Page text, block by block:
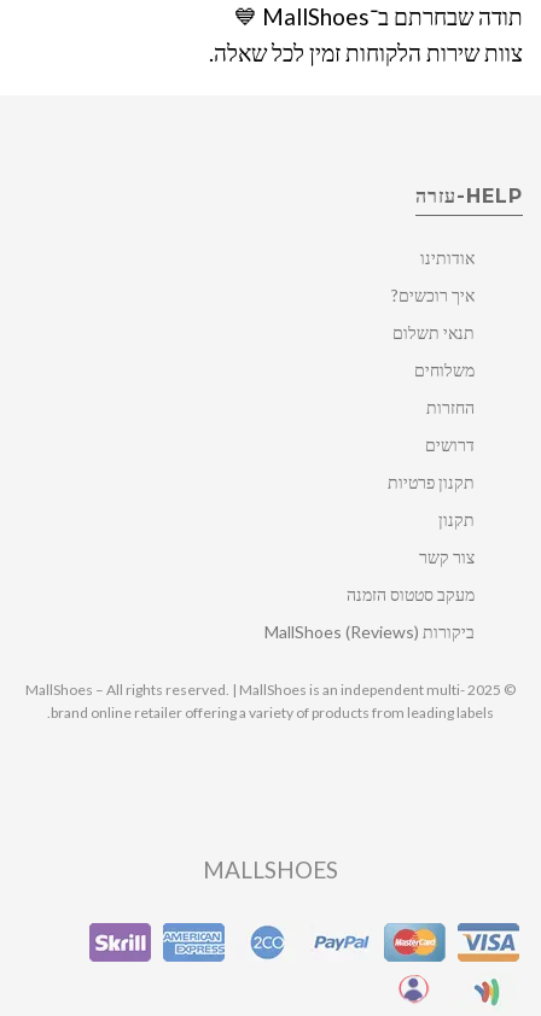
תודה שבחרתם ב־MallShoes 💙
צוות שירות הלקוחות זמין לכל שאלה.
HELP-עזרה
אודותינו
איך רוכשים?
תנאי תשלום
משלוחים
החזרות
דרושים
תקנון פרטיות
תקנון
צור קשר
מעקב סטטוס הזמנה
ביקורות MallShoes (Reviews)
© 2025 MallShoes – All rights reserved. | MallShoes is an independent multi-
brand online retailer offering a variety of products from leading labels.
MALLSHOES